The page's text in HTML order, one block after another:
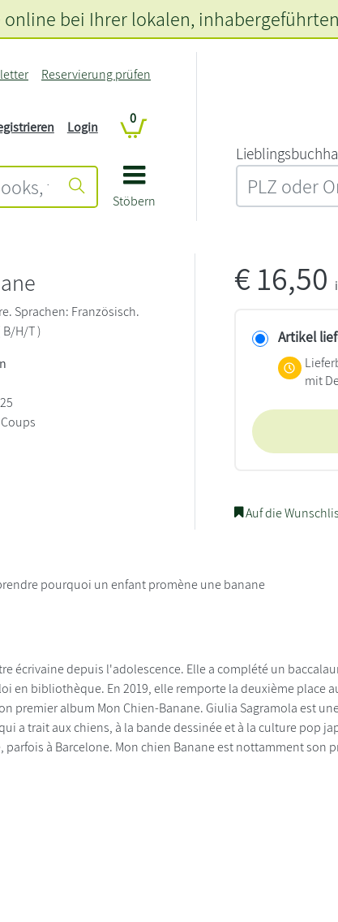
Stöbern
Reservierung prüfen
Login
0
online bei Ihrer lokalen, inhabergeführten
Sprachen: Französisch.
B/H/T )
€16,50
Artikel
mit
Auf die
pourquoi un enfant promène une banane
écrivaine depuis l'adolescence. Elle a complété un
en bibliothèque. En 2019, elle remporte la deuxième place
premier album Mon Chien-Banane. Giulia Sagramola est
a trait aux chiens, à la bande dessinée et à la culture pop
parfois à Barcelone. Mon chien Banane est nottamment son